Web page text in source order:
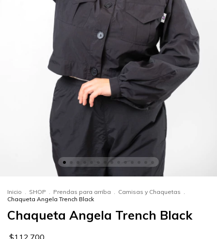
Inicio . SHOP . Prendas para arriba . Camisas y Chaquetas .
Chaqueta Angela Trench Black
Chaqueta Angela Trench Black
$112.700